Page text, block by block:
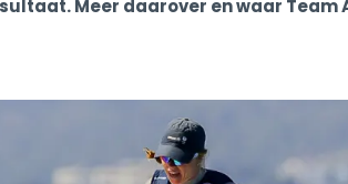
Meer daarover en waar Team